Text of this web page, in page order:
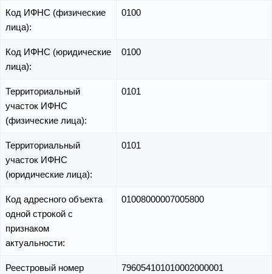
Код ИФНС (физические
лица):
0100
Код ИФНС (юридические
лица):
0100
Территориальный
участок ИФНС
(физические лица):
0101
Территориальный
участок ИФНС
(юридические лица):
0101
Код адресного объекта
одной строкой с
признаком
актуальности:
01008000007005800
Реестровый номер
796054101010002000001